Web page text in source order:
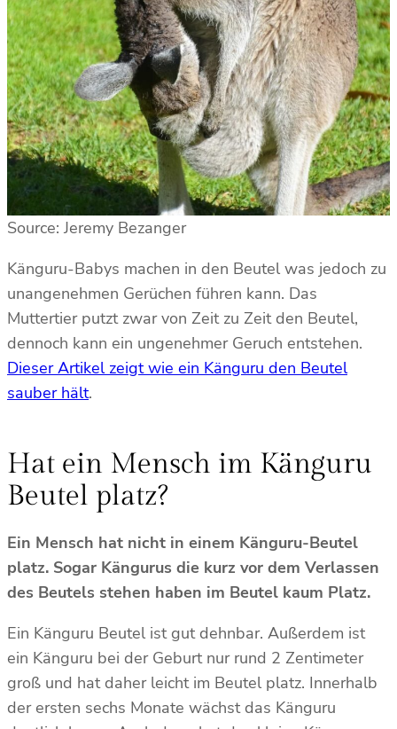
Source: Jeremy Bezanger
Känguru-Babys machen in den Beutel was jedoch zu
unangenehmen Gerüchen führen kann. Das
Muttertier putzt zwar von Zeit zu Zeit den Beutel,
dennoch kann ein ungenehmer Geruch entstehen.
Dieser Artikel zeigt wie ein Känguru den Beutel
sauber hält.
Hat ein Mensch im Känguru
Beutel platz?
Ein Mensch hat nicht in einem Känguru-Beutel
platz. Sogar Kängurus die kurz vor dem Verlassen
des Beutels stehen haben im Beutel kaum Platz.
Ein Känguru Beutel ist gut dehnbar. Außerdem ist
ein Känguru bei der Geburt nur rund 2 Zentimeter
groß und hat daher leicht im Beutel platz. Innerhalb
der ersten sechs Monate wächst das Känguru